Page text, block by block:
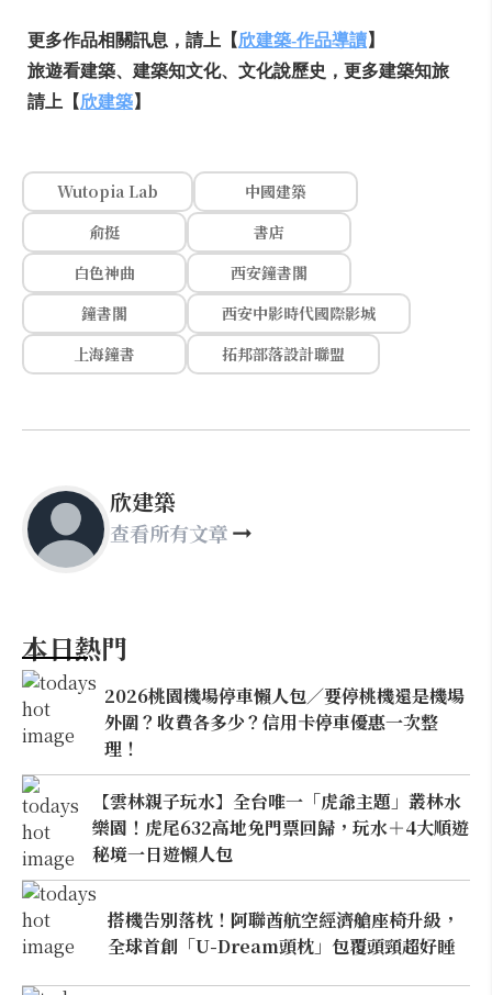
更多作品相關訊息，請上【欣建築-作品導讀】
旅遊看建築、建築知文化、文化說歷史，更多建築知旅
請上【欣建築】
Wutopia Lab
中國建築
俞挺
書店
白色神曲
西安鐘書閣
鐘書閣
西安中影時代國際影城
上海鐘書
拓邦部落設計聯盟
欣建築
查看所有文章
本日熱門
2026桃園機場停車懶人包／要停桃機還是機場
外圍？收費各多少？信用卡停車優惠一次整
理！
【雲林親子玩水】全台唯一「虎爺主題」叢林水
樂園！虎尾632高地免門票回歸，玩水＋4大順遊
秘境一日遊懶人包
搭機告別落枕！阿聯酋航空經濟艙座椅升級，
全球首創「U-Dream頭枕」包覆頭頸超好睡